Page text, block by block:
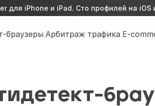
для iPhone и iPad. Сто профилей на iOS
браузеры Арбитраж трафика E-